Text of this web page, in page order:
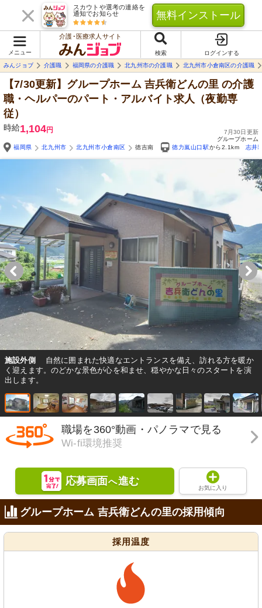
スカウトや選考の連絡を
通知でお知らせ
無料インストール
メニュー
介護･医療求人サイト
検索
ログインする
みんジョブ
介護職 福岡県の介護職 北九州市の介護職 北九州市小倉南区の介護職
【7/30更新】グループホーム 吉兵衛どんの里 の介護
職・ヘルパーのパート・アルバイト求人（夜勤専
従）
時給1,104円
7月30日更新
グループホーム
福岡県
北九州市 北九州市小倉南区 徳吉南 徳力嵐山口駅から2.1km 志井
自
施設外側
自然に囲まれた快適なエントランスを備え、訪れる方を暖か
く迎えます。のどかな景色が心を和ませ、穏やかな日々のスタートを演
出します。
職場を360°動画・パノラマで見る
Wi-fi環境推奨
応募画面へ進む
お気に入り
グループホーム 吉兵衛どんの里の採用傾向
採用温度